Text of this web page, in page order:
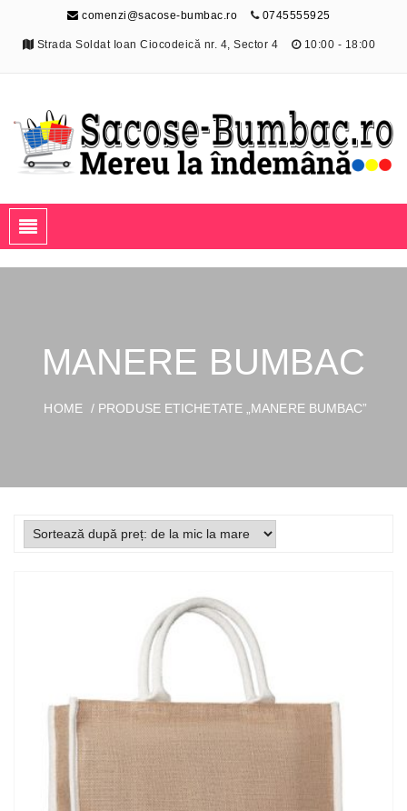
comenzi@sacose-bumbac.ro 0745555925
Strada Soldat Ioan Ciocodeică nr. 4, Sector 4 10:00 - 18:00
Sacose-Bumbac.ro
MANERE BUMBAC
HOME / PRODUSE ETICHETATE „MANERE BUMBAC”